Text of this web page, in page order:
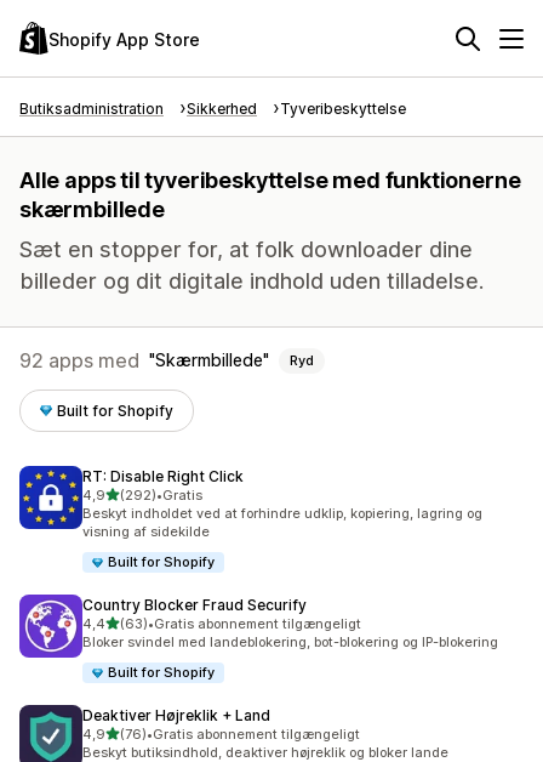
Shopify App Store
Butiksadministration Sikkerhed Tyveribeskyttelse
Alle apps til tyveribeskyttelse med funktionerne
skærmbillede
Sæt en stopper for, at folk downloader dine
billeder og dit digitale indhold uden tilladelse.
92 apps med Skærmbillede Ryd
Built for Shopify
RT: Disable Right Click
4,9ud af 5 stjerner
(292)
292 anmeldelser i alt
•Gratis
Beskyt indholdet ved at forhindre udklip, kopiering, lagring og
visning af sidekilde
Built for Shopify
Country Blocker Fraud Securify
4,4ud af 5 stjerner
(63)
63 anmeldelser i alt
•Gratis abonnement tilgængeligt
Bloker svindel med landeblokering, bot-blokering og IP-blokering
Built for Shopify
Deaktiver Højreklik + Land
4,9ud af 5 stjerner
(76)
76 anmeldelser i alt
•Gratis abonnement tilgængeligt
Beskyt butiksindhold, deaktiver højreklik og bloker lande